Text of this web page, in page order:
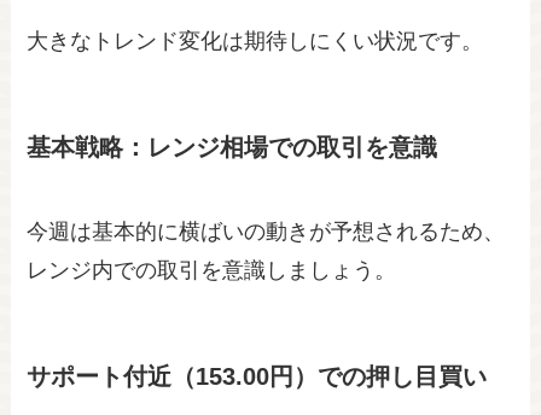
大きなトレンド変化は期待しにくい状況です。
基本戦略：レンジ相場での取引を意識
今週は基本的に横ばいの動きが予想されるため、
レンジ内での取引を意識しましょう。
サポート付近（153.00円）での押し目買い